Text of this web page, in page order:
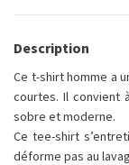
Description
Ce t-shirt homme a
courtes. Il convient
sobre et moderne.
Ce tee-shirt
déforme pas au